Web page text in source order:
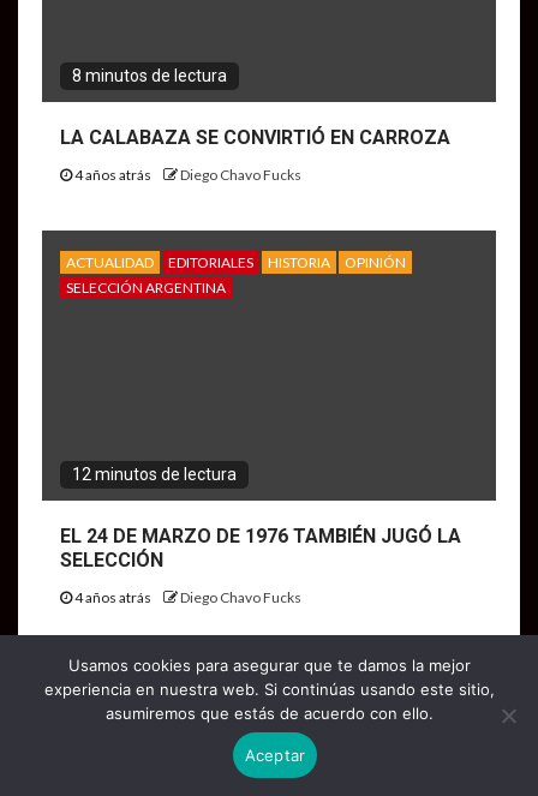
8 minutos de lectura
LA CALABAZA SE CONVIRTIÓ EN CARROZA
4 años atrás Diego Chavo Fucks
ACTUALIDAD EDITORIALES HISTORIA
OPINIÓN
SELECCIÓN ARGENTINA
12 minutos de lectura
EL 24 DE MARZO DE 1976 TAMBIÉN JUGÓ LA
SELECCIÓN
4 años atrás Diego Chavo Fucks
ACTUALIDAD BOCA EDITORIALES OPINIÓN
Usamos cookies para asegurar que te damos la mejor
experiencia en nuestra web. Si continúas usando este sitio,
asumiremos que estás de acuerdo con ello.
Aceptar